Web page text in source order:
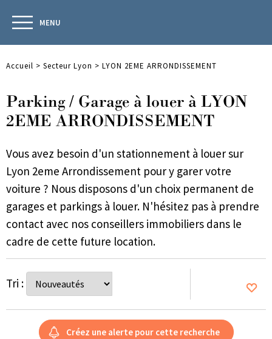
MENU
Accueil > Secteur Lyon > LYON 2EME ARRONDISSEMENT
Parking / Garage à louer à LYON
2EME ARRONDISSEMENT
Vous avez besoin d'un stationnement à louer sur
Lyon 2eme Arrondissement pour y garer votre
voiture ? Nous disposons d'un choix permanent de
garages et parkings à louer. N'hésitez pas à prendre
contact avec nos conseillers immobiliers dans le
cadre de cette future location.
Tri :